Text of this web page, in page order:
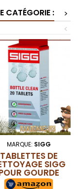
la purification de votre
MICROPUR Forte
CATÉGORIE :
>
<
MARQUE: SIGG
TABLETTES DE
SIGG
GOURDE